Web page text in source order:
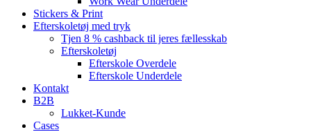
Stickers & Print
Efterskoletøj med tryk
Tjen 8 % cashback til jeres fællesskab
Efterskoletøj
Efterskole Overdele
Efterskole Underdele
Kontakt
B2B
Lukket-Kunde
Cases